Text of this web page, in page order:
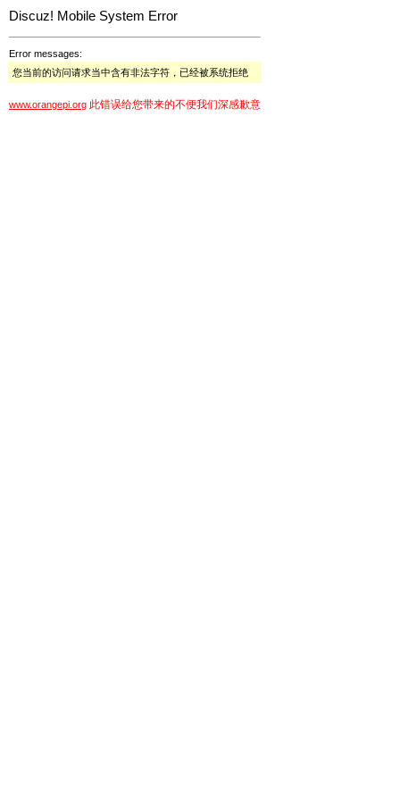
Discuz! Mobile System Error
Error messages:
您当前的访问请求当中含有非法字符，已经被系统拒绝
www.orangepi.org 此错误给您带来的不便我们深感歉意